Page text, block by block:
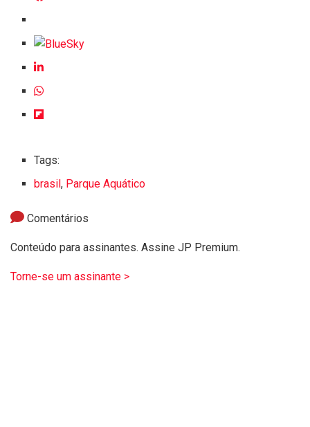
Tags:
brasil, Parque Aquático
Comentários
Conteúdo para assinantes. Assine JP Premium.
Torne-se um assinante >